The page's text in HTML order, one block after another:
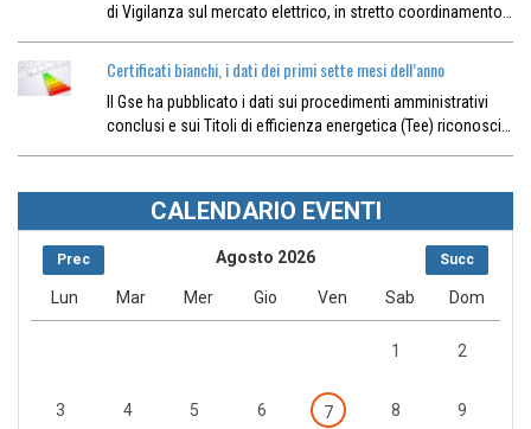
di Vigilanza sul mercato elettrico, in stretto coordinamento…
Certificati bianchi, i dati dei primi sette mesi dell’anno
Il Gse ha pubblicato i dati sui procedimenti amministrativi
conclusi e sui Titoli di efficienza energetica (Tee) riconosci…
CALENDARIO EVENTI
Prec Succ
Agosto 2026
Lun Mar Mer Gio Ven Sab Dom
1 2
3 4 5 6 7 8 9